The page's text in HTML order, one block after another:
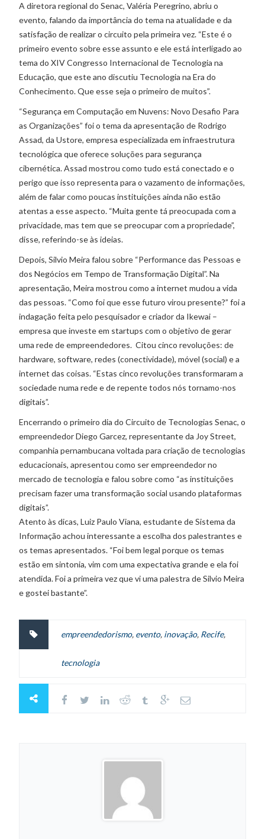
A diretora regional do Senac, Valéria Peregrino, abriu o
evento, falando da importância do tema na atualidade e da
satisfação de realizar o circuito pela primeira vez. “Este é o
primeiro evento sobre esse assunto e ele está interligado ao
tema do XIV Congresso Internacional de Tecnologia na
Educação, que este ano discutiu Tecnologia na Era do
Conhecimento. Que esse seja o primeiro de muitos”.
“Segurança em Computação em Nuvens: Novo Desafio Para
as Organizações” foi o tema da apresentação de Rodrigo
Assad, da Ustore, empresa especializada em infraestrutura
tecnológica que oferece soluções para segurança
cibernética. Assad mostrou como tudo está conectado e o
perigo que isso representa para o vazamento de informações,
além de falar como poucas instituições ainda não estão
atentas a esse aspecto. “Muita gente tá preocupada com a
privacidade, mas tem que se preocupar com a propriedade”,
disse, referindo-se às ideias.
Depois, Silvio Meira falou sobre “Performance das Pessoas e
dos Negócios em Tempo de Transformação Digital”. Na
apresentação, Meira mostrou como a internet mudou a vida
das pessoas. “Como foi que esse futuro virou presente?” foi a
indagação feita pelo pesquisador e criador da Ikewai –
empresa que investe em startups com o objetivo de gerar
uma rede de empreendedores. Citou cinco revoluções: de
hardware, software, redes (conectividade), móvel (social) e a
internet das coisas. “Estas cinco revoluções transformaram a
sociedade numa rede e de repente todos nós tornamo-nos
digitais”.
Encerrando o primeiro dia do Circuito de Tecnologias Senac, o
empreendedor Diego Garcez, representante da Joy Street,
companhia pernambucana voltada para criação de tecnologias
educacionais, apresentou como ser empreendedor no
mercado de tecnologia e falou sobre como “as instituições
precisam fazer uma transformação social usando plataformas
digitais”.
Atento às dicas, Luiz Paulo Viana, estudante de Sistema da
Informação achou interessante a escolha dos palestrantes e
os temas apresentados. “Foi bem legal porque os temas
estão em sintonia, vim com uma expectativa grande e ela foi
atendida. Foi a primeira vez que vi uma palestra de Silvio Meira
e gostei bastante”.
empreendedorismo, evento, inovação, Recife,
tecnologia